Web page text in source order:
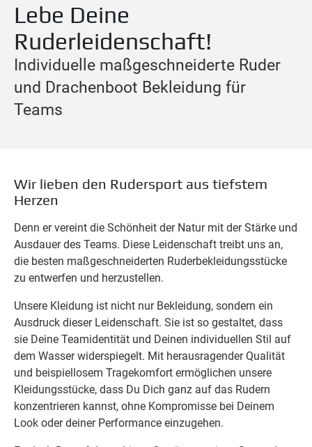
Lebe Deine
Ruderleidenschaft!
Individuelle maßgeschneiderte Ruder
und Drachenboot Bekleidung für
Teams
Wir lieben den Rudersport aus tiefstem
Herzen
Denn er vereint die Schönheit der Natur mit der Stärke und
Ausdauer des Teams. Diese Leidenschaft treibt uns an,
die besten maßgeschneiderten Ruderbekleidungsstücke
zu entwerfen und herzustellen.
Unsere Kleidung ist nicht nur Bekleidung, sondern ein
Ausdruck dieser Leidenschaft. Sie ist so gestaltet, dass
sie Deine Teamidentität und Deinen individuellen Stil auf
dem Wasser widerspiegelt. Mit herausragender Qualität
und beispiellosem Tragekomfort ermöglichen unsere
Kleidungsstücke, dass Du Dich ganz auf das Rudern
konzentrieren kannst, ohne Kompromisse bei Deinem
Look oder deiner Performance einzugehen.